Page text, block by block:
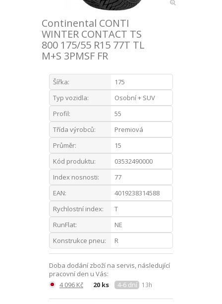
Continental CONTI
WINTER CONTACT TS
800 175/55 R15 77T TL
M+S 3PMSF FR
Šířka:
175
Typ vozidla:
Osobní + SUV
Profil:
55
Třída výrobců:
Premiová
Průměr:
15
Kód produktu:
03532490000
Index nosnosti:
77
EAN:
4019238314588
Rychlostní index:
T
RunFlat:
NE
Konstrukce pneu:
R
Doba dodání zboží na servis, následující
pracovní den u Vás:
4 096 Kč
20 ks 4-6 dní 13h